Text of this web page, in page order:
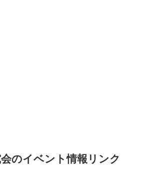
のイベント情報リンク